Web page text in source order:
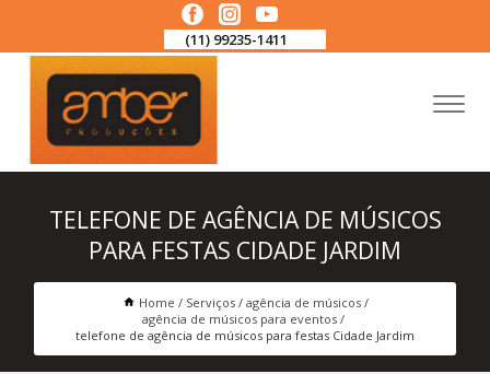
(11) 99235-1411
TELEFONE DE AGÊNCIA DE MÚSICOS
PARA FESTAS CIDADE JARDIM
Home Serviços
agência de músicos
agência de músicos para eventos
telefone de agência de músicos para festas Cidade Jardim